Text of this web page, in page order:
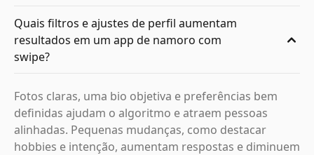
Quais filtros e ajustes de perfil aumentam
resultados em um app de namoro com
swipe?
Fotos claras, uma bio objetiva e preferências bem
definidas ajudam o algoritmo e atraem pessoas
alinhadas. Pequenas mudanças, como destacar
hobbies e intenção, aumentam respostas e diminuem